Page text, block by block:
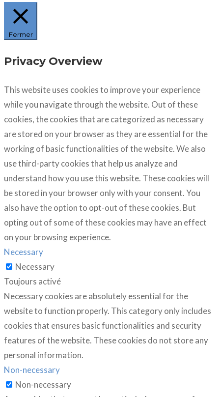
Fermer
Privacy Overview
This website uses cookies to improve your experience
while you navigate through the website. Out of these
cookies, the cookies that are categorized as necessary
are stored on your browser as they are essential for the
working of basic functionalities of the website. We also
use third-party cookies that help us analyze and
understand how you use this website. These cookies will
be stored in your browser only with your consent. You
also have the option to opt-out of these cookies. But
opting out of some of these cookies may have an effect
on your browsing experience.
Necessary
Necessary
Toujours activé
Necessary cookies are absolutely essential for the
website to function properly. This category only includes
cookies that ensures basic functionalities and security
features of the website. These cookies do not store any
personal information.
Non-necessary
Non-necessary